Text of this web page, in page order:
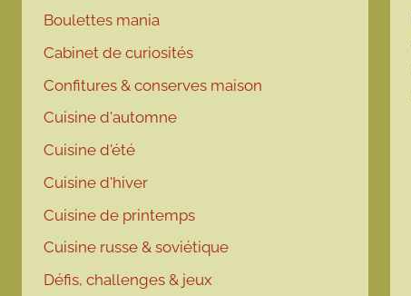
Boulettes mania
Cabinet de curiosités
Confitures & conserves maison
Cuisine d'automne
Cuisine d'été
Cuisine d'hiver
Cuisine de printemps
Cuisine russe & soviétique
Défis, challenges & jeux